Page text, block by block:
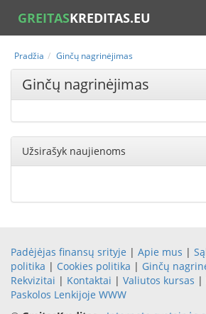
GREITASKREDITAS.EU
Pradžia Ginčų nagrinėjimas
Ginčų nagrinėjimas
Užsirašyk naujienoms
Padėjėjas finansų srityje | Apie mus |
politika | Cookies politika | Ginčų
Rekvizitai | Kontaktai | Valiutos kursas |
Paskolos Lenkijoje WWW